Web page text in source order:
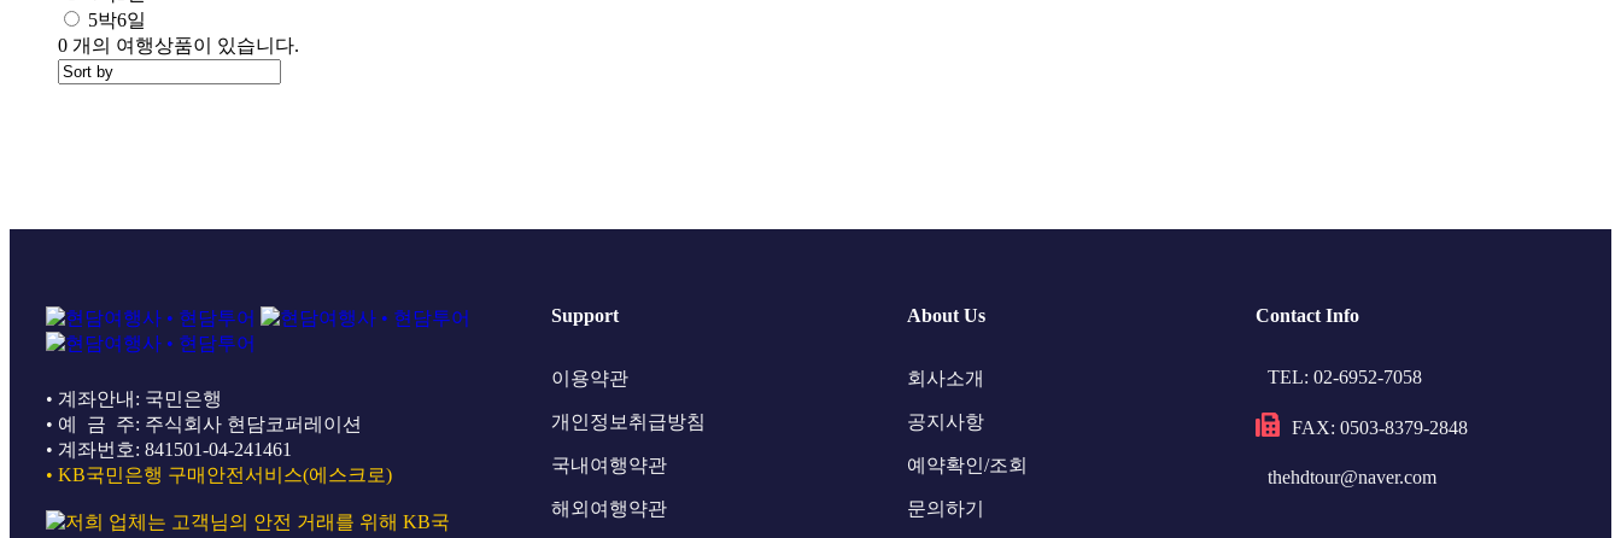
5박6일
0 개의 여행상품이 있습니다.ㅤ
• 계좌안내: 국민은행
• 예 금 주: 주식회사 현담코퍼레이션
• 계좌번호: 841501-04-241461
• KB국민은행 구매안전서비스(에스크로)
Support
이용약관
개인정보취급방침
국내여행약관
해외여행약관
About Us
회사소개
공지사항
예약확인/조회
문의하기
Contact Info
TEL: 02-6952-7058
FAX: 0503-8379-2848
thehdtour@naver.com